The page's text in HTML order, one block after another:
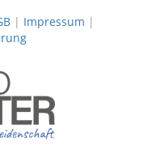
| Impressum |